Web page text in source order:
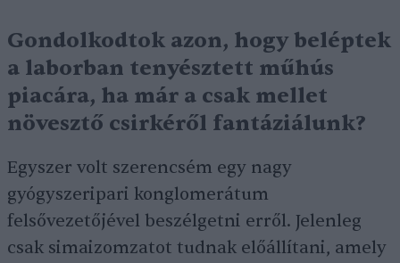
Gondolkodtok azon, hogy beléptek
a laborban tenyésztett műhús
piacára, ha már a csak mellet
növesztő csirkéről fantáziálunk?
Egyszer volt szerencsém egy nagy
gyógyszeripari konglomerátum
felsővezetőjével beszélgetni erről. Jelenleg
csak simaizomzatot tudnak előállítani, amely